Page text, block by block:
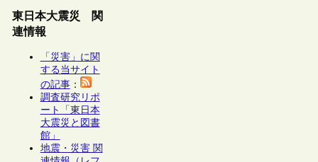
東日本大震災 関
連情報
「災害」に関
する当サイト
の記事：
調査研究リポ
ート「東日本
大震災と図書
館」
地震・災害 関